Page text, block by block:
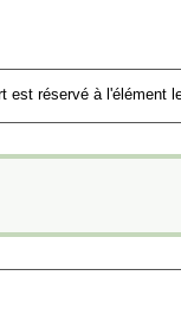
réservé à l'élément